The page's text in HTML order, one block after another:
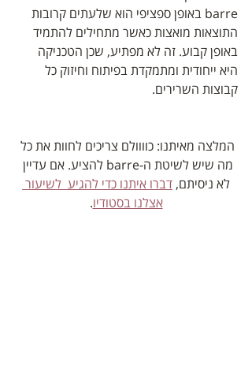
barre באופן ספציפי הוא שלעתים קרובות
התוצאות מואצות כאשר מתחילים להתמיד
באופן קבוע. זה לא מפתיע, שכן הטכניקה
היא ייחודית ומתמקדת בפיתוח וחיזוק כל
קבוצות השרירים.
המלצה מאיתנו: כוווולם צריכים לחוות את כל
מה שיש לשיטת ה-barre להציע. אם עדיין
לא ניסיתם, דברו איתנו כדי להגיע  לשיעור
אצלנו בסטודיו.